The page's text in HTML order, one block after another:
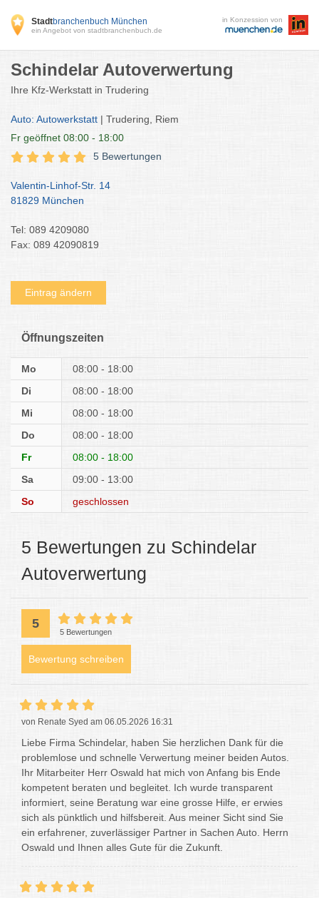
Stadtbranchenbuch München
ein Angebot von stadtbranchenbuch.de
in Konzession von
Schindelar Autoverwertung
Ihre Kfz-Werkstatt in Trudering
Auto: Autowerkstatt | Trudering, Riem
Fr geöffnet 08:00 - 18:00
5 Bewertungen
Valentin-Linhof-Str. 14
81829 München
Tel: 089 4209080
Fax: 089 42090819
Eintrag ändern
Öffnungszeiten
Mo
08:00 - 18:00
Di
08:00 - 18:00
Mi
08:00 - 18:00
Do
08:00 - 18:00
Fr
08:00 - 18:00
Sa
09:00 - 13:00
So
geschlossen
5 Bewertungen zu Schindelar
Autoverwertung
5
5 Bewertungen
Bewertung schreiben
von Renate Syed am 06.05.2026 16:31
Liebe Firma Schindelar, haben Sie herzlichen Dank für die
problemlose und schnelle Verwertung meiner beiden Autos.
Ihr Mitarbeiter Herr Oswald hat mich von Anfang bis Ende
kompetent beraten und begleitet. Ich wurde transparent
informiert, seine Beratung war eine grosse Hilfe, er erwies
sich als pünktlich und hilfsbereit. Aus meiner Sicht sind Sie
ein erfahrener, zuverlässiger Partner in Sachen Auto. Herrn
Oswald und Ihnen alles Gute für die Zukunft.